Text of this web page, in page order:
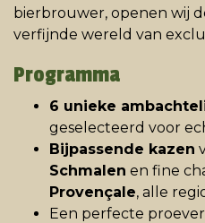
bierbrouwer, openen wij
verfijnde wereld van
Programma
6 unieke
geselecteerd voor
Bijpassende kazen
Schmalen en fine
Provençale, alle
Een perfecte